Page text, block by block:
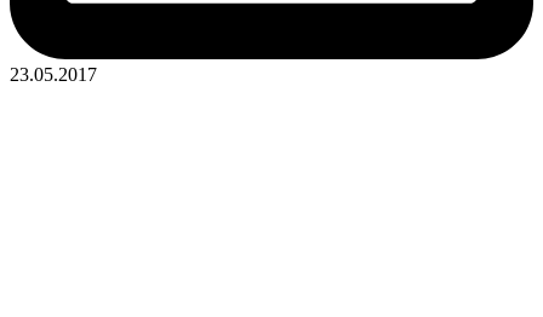
23.05.2017